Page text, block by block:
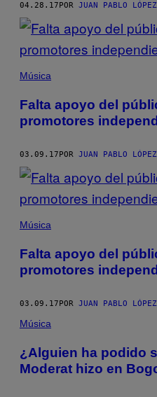
04.28.17 POR JUAN PABLO
Música
Falta apoyo del
promotores
03.09.17 POR JUAN PABLO
Música
Falta apoyo del
promotores
03.09.17 POR JUAN PABLO
Música
¿Alguien ha podido
Moderat hizo en